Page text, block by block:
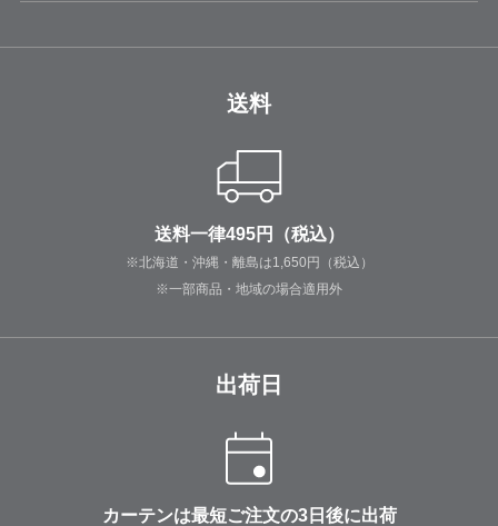
送料
送料一律495円（税込）
※北海道・沖縄・離島は1,650円（税込）
※一部商品・地域の場合適用外
出荷日
カーテンは最短ご注文の3日後に出荷